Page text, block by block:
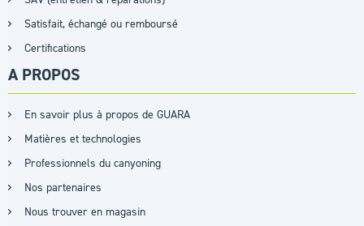
Satisfait, échangé ou remboursé
Certifications
A PROPOS
En savoir plus à propos de GUARA
Matières et technologies
Professionnels du canyoning
Nos partenaires
Nous trouver en magasin